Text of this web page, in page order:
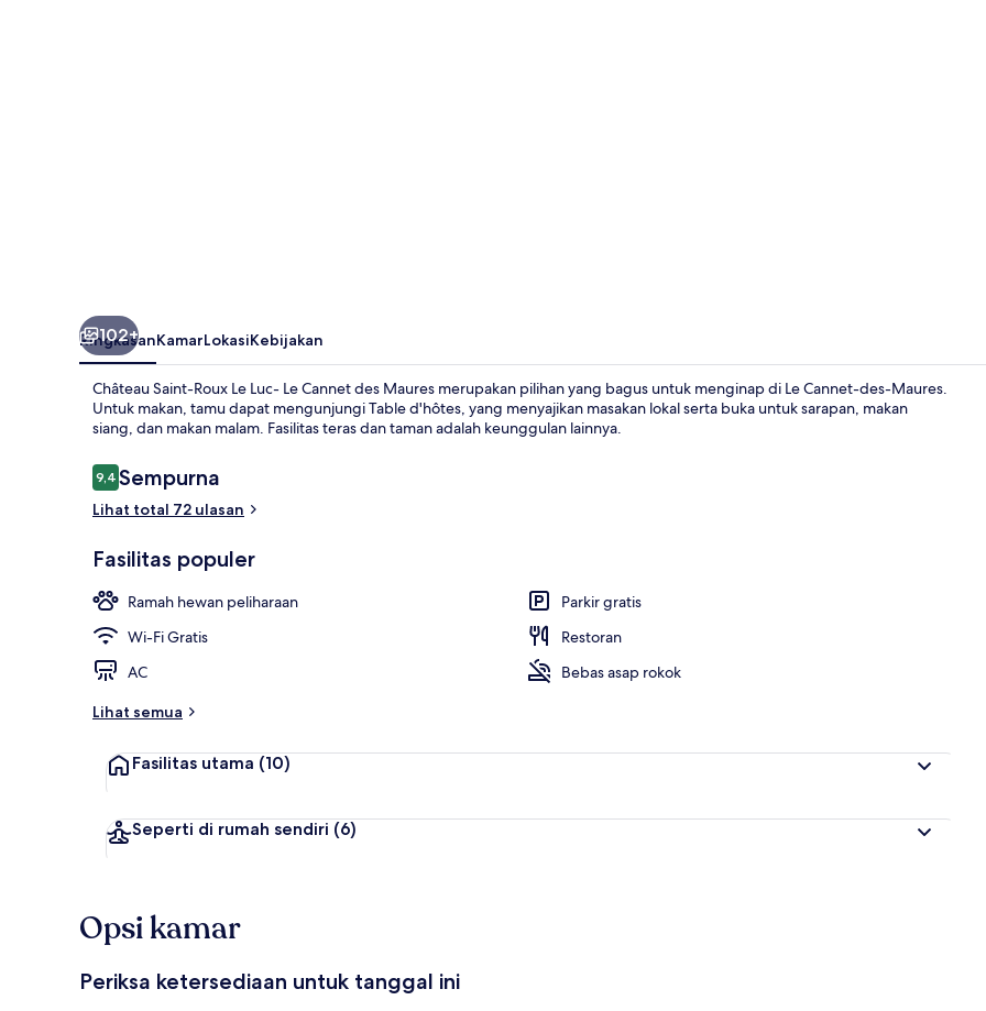
102+
RingkasanKamarLokasiKebijakan
Château Saint-Roux Le Luc- Le Cannet des Maures merupakan pilihan yang bagus untuk menginap di Le Cannet-des-Maures.
Untuk makan, tamu dapat mengunjungi Table d'hôtes, yang menyajikan masakan lokal serta buka untuk sarapan, makan
siang, dan makan malam. Fasilitas teras dan taman adalah keunggulan lainnya.
Ulasan
9,49,4 dari 10
Sempurna
Lihat total 72 ulasan
Fasilitas populer
Ramah hewan peliharaan
Parkir gratis
Wi-Fi Gratis
Restoran
AC
Bebas asap rokok
Lihat semua
Fasilitas utama (10)
Seperti di rumah sendiri (6)
Opsi kamar
Periksa ketersediaan untuk tanggal ini